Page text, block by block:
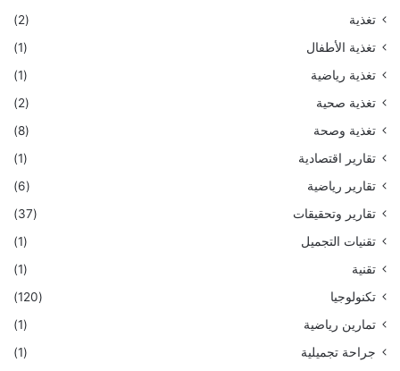
تغذية
(2)
تغذية الأطفال
(1)
تغذية رياضية
(1)
تغذية صحية
(2)
تغذية وصحة
(8)
تقارير اقتصادية
(1)
تقارير رياضية
(6)
تقارير وتحقيقات
(37)
تقنيات التجميل
(1)
تقنية
(1)
تكنولوجيا
(120)
تمارين رياضية
(1)
جراحة تجميلية
(1)